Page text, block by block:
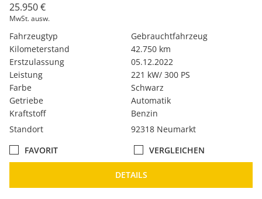
25.950 €
MwSt. ausw.
Fahrzeugtyp
Gebrauchtfahrzeug
Kilometerstand
42.750 km
Erstzulassung
05.12.2022
Leistung
221 kW/ 300 PS
Farbe
Schwarz
Getriebe
Automatik
Kraftstoff
Benzin
Standort
92318 Neumarkt
FAVORIT
VERGLEICHEN
DETAILS